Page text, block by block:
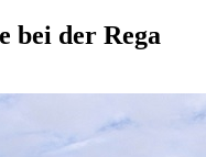
bei der Rega